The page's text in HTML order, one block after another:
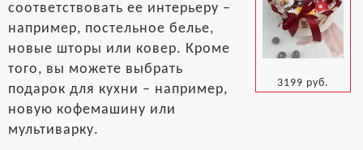
3199 руб.
соответствовать ее интерьеру –
например, постельное белье,
новые шторы или ковер. Кроме
того, вы можете выбрать
подарок для кухни – например,
новую кофемашину или
мультиварку.